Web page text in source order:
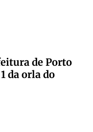
de Porto
da orla do